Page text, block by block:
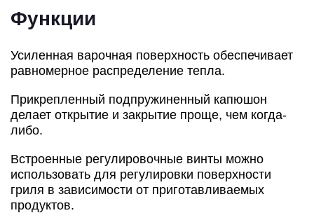
Функции
Усиленная варочная поверхность обеспечивает
равномерное распределение тепла.
Прикрепленный подпружиненный капюшон
делает открытие и закрытие проще, чем когда-
либо.
Встроенные регулировочные винты можно
использовать для регулировки поверхности
гриля в зависимости от приготавливаемых
продуктов.